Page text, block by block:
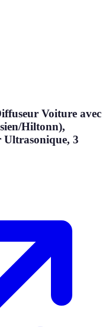
Voiture avec
Hiltonn),
Ultrasonique, 3